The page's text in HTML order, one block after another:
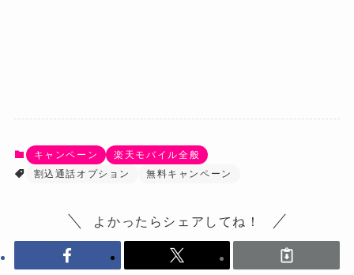
キャンペーン
楽天モバイル全般
割込通話オプション
無料キャンペーン
よかったらシェアしてね！